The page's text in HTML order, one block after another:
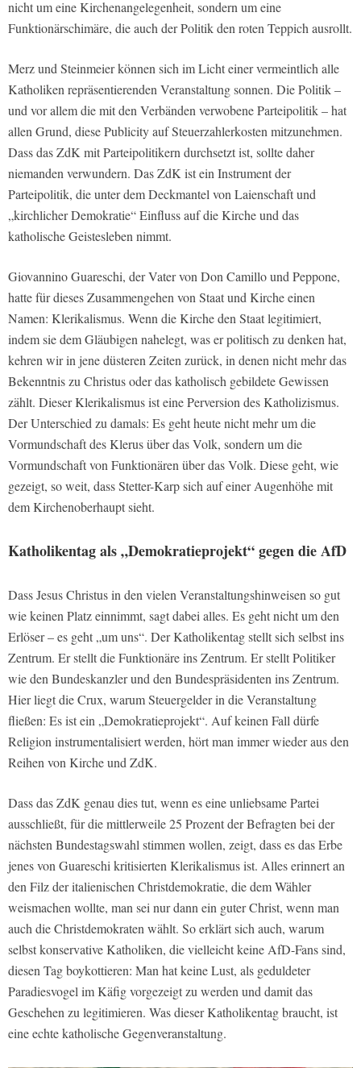
nicht um eine Kirchenangelegenheit, sondern um eine
Funktionärschimäre, die auch der Politik den roten Teppich ausrollt.
Merz und Steinmeier können sich im Licht einer vermeintlich alle
Katholiken repräsentierenden Veranstaltung sonnen. Die Politik –
und vor allem die mit den Verbänden verwobene Parteipolitik – hat
allen Grund, diese Publicity auf Steuerzahlerkosten mitzunehmen.
Dass das ZdK mit Parteipolitikern durchsetzt ist, sollte daher
niemanden verwundern. Das ZdK ist ein Instrument der
Parteipolitik, die unter dem Deckmantel von Laienschaft und
„kirchlicher Demokratie“ Einfluss auf die Kirche und das
katholische Geistesleben nimmt.
Giovannino Guareschi, der Vater von Don Camillo und Peppone,
hatte für dieses Zusammengehen von Staat und Kirche einen
Namen: Klerikalismus. Wenn die Kirche den Staat legitimiert,
indem sie dem Gläubigen nahelegt, was er politisch zu denken hat,
kehren wir in jene düsteren Zeiten zurück, in denen nicht mehr das
Bekenntnis zu Christus oder das katholisch gebildete Gewissen
zählt. Dieser Klerikalismus ist eine Perversion des Katholizismus.
Der Unterschied zu damals: Es geht heute nicht mehr um die
Vormundschaft des Klerus über das Volk, sondern um die
Vormundschaft von Funktionären über das Volk. Diese geht, wie
gezeigt, so weit, dass Stetter-Karp sich auf einer Augenhöhe mit
dem Kirchenoberhaupt sieht.
Katholikentag als „Demokratieprojekt“ gegen die AfD
Dass Jesus Christus in den vielen Veranstaltungshinweisen so gut
wie keinen Platz einnimmt, sagt dabei alles. Es geht nicht um den
Erlöser – es geht „um uns“. Der Katholikentag stellt sich selbst ins
Zentrum. Er stellt die Funktionäre ins Zentrum. Er stellt Politiker
wie den Bundeskanzler und den Bundespräsidenten ins Zentrum.
Hier liegt die Crux, warum Steuergelder in die Veranstaltung
fließen: Es ist ein „Demokratieprojekt“. Auf keinen Fall dürfe
Religion instrumentalisiert werden, hört man immer wieder aus den
Reihen von Kirche und ZdK.
Dass das ZdK genau dies tut, wenn es eine unliebsame Partei
ausschließt, für die mittlerweile 25 Prozent der Befragten bei der
nächsten Bundestagswahl stimmen wollen, zeigt, dass es das Erbe
jenes von Guareschi kritisierten Klerikalismus ist. Alles erinnert an
den Filz der italienischen Christdemokratie, die dem Wähler
weismachen wollte, man sei nur dann ein guter Christ, wenn man
auch die Christdemokraten wählt. So erklärt sich auch, warum
selbst konservative Katholiken, die vielleicht keine AfD-Fans sind,
diesen Tag boykottieren: Man hat keine Lust, als geduldeter
Paradiesvogel im Käfig vorgezeigt zu werden und damit das
Geschehen zu legitimieren. Was dieser Katholikentag braucht, ist
eine echte katholische Gegenveranstaltung.